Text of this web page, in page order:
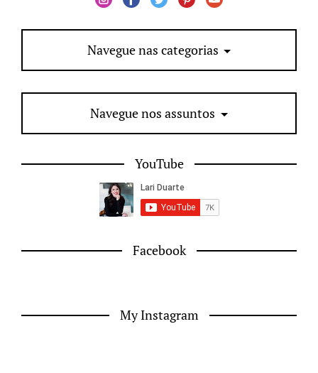
Navegue nas categorias
Navegue nos assuntos
YouTube
Facebook
My Instagram